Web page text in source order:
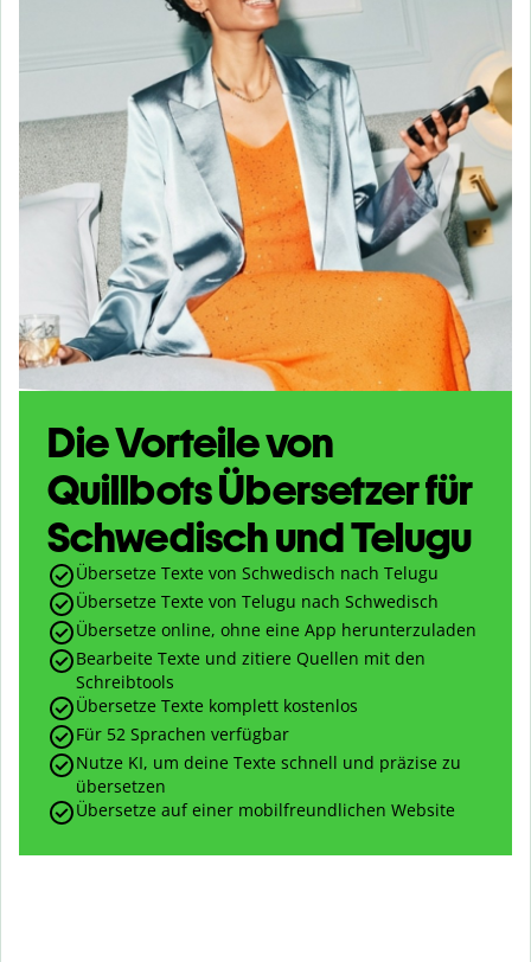
Die Vorteile von
Quillbots Übersetzer für
Schwedisch und Telugu
Übersetze Texte von Schwedisch nach Telugu
Übersetze Texte von Telugu nach Schwedisch
Übersetze online, ohne eine App herunterzuladen
Bearbeite Texte und zitiere Quellen mit den
Schreibtools
Übersetze Texte komplett kostenlos
Für 52 Sprachen verfügbar
Nutze KI, um deine Texte schnell und präzise zu
übersetzen
Übersetze auf einer mobilfreundlichen Website